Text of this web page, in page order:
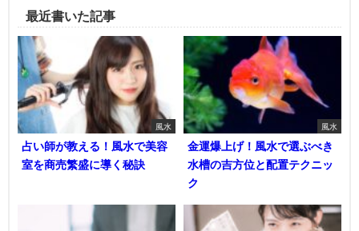
最近書いた記事
風水
占い師が教える！風水で美容
室を商売繁盛に導く秘訣
風水
金運爆上げ！風水で選ぶべき
水槽の吉方位と配置テクニッ
ク